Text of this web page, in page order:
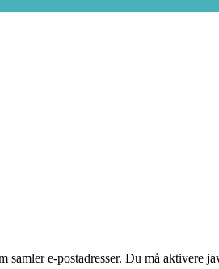
samler e-postadresser. Du må aktivere